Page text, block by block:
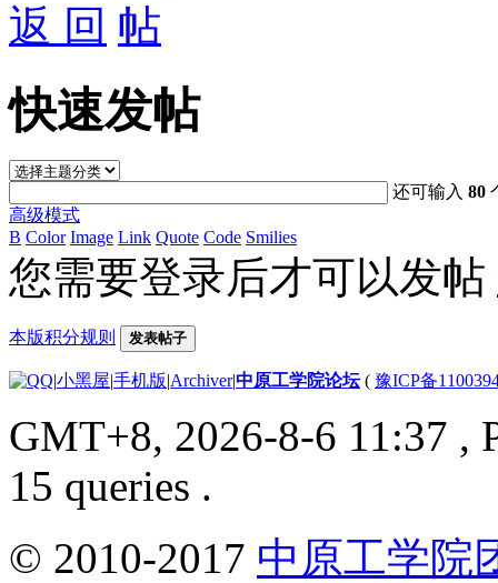
返 回
快速发帖
还可输入80
高级模式
B Color Image Link Quote Code Smilies
您需要登录后才可以发帖
本版积分规则 发表帖子
|小黑屋|手机版|Archiver|中原工学院论坛( 豫ICP备
GMT+8, 2026-8-6 11:37 ,
15 queries .
© 2010-2017 中原工学院